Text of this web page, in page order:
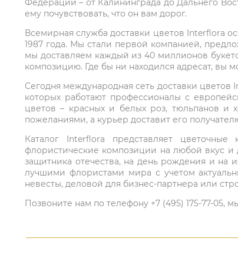
Федерации – от Калининграда до Дальнего
ему почувствовать, что он вам дорог.
Всемирная служба доставки цветов Interflora
1987 года. Мы стали первой компанией,
мы доставляем каждый из 40 миллионов
композицию. Где бы ни находился адресат, вы
Сегодня международная сеть доставки
которых работают профессионалы с
цветов – красных и белых роз, тюльпанов и
пожеланиями, а курьер доставит его
Каталог Interflora представляет
флористические композиции на любой вкус
защитника отечества, на день рождения и на
лучшими флористами мира с учетом
невесты, деловой для бизнес-партнера или
Позвоните нам по телефону +7 (495) 175-77-